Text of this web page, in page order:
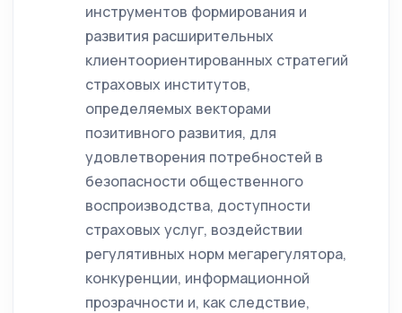
инструментов формирования и
развития расширительных
клиентоориентированных стратегий
страховых институтов,
определяемых векторами
позитивного развития, для
удовлетворения потребностей в
безопасности общественного
воспроизводства, доступности
страховых услуг, воздействии
регулятивных норм мегарегулятора,
конкуренции, информационной
прозрачности и, как следствие,